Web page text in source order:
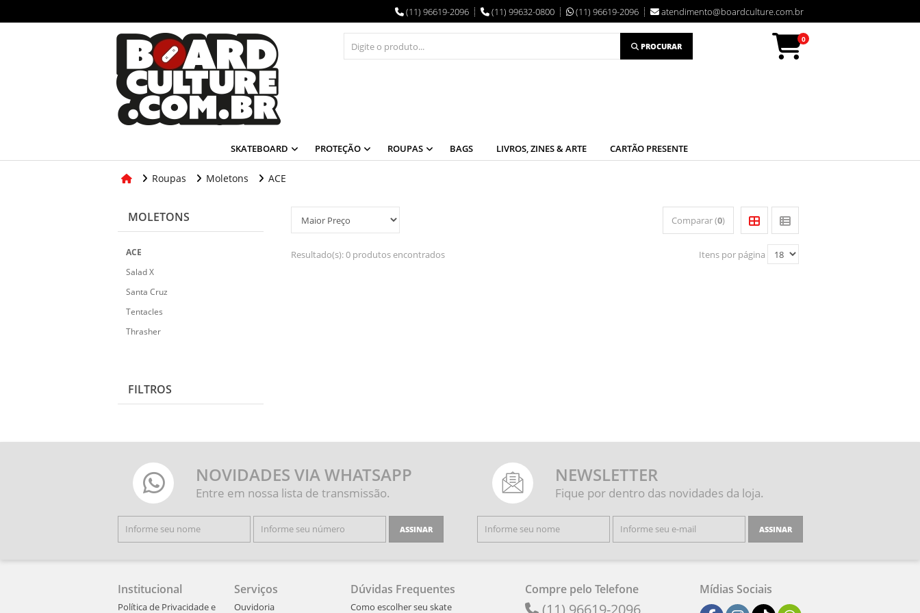
(11) 96619-2096 (11) 99632-0800 (11) 96619-2096 atendimento@boardculture.com.br
PROCURAR
0
SKATEBOARD PROTEÇÃO ROUPAS BAGS LIVROS, ZINES & ARTE CARTÃO PRESENTE
Roupas Moletons ACE
MOLETONS
ACE
Salad X
Santa Cruz
Tentacles
Thrasher
FILTROS
Comparar (0)
Resultado(s):0 produtos encontrados Itens por página
NOVIDADES VIA WHATSAPP
Entre em nossa lista de transmissão.
ASSINAR
NEWSLETTER
Fique por dentro das novidades da loja.
ASSINAR
Institucional
Política de Privacidade e
Serviços
Ouvidoria
Dúvidas Frequentes
Como escolher seu skate
Compre pelo Telefone
(11) 96619-2096
Mídias Sociais